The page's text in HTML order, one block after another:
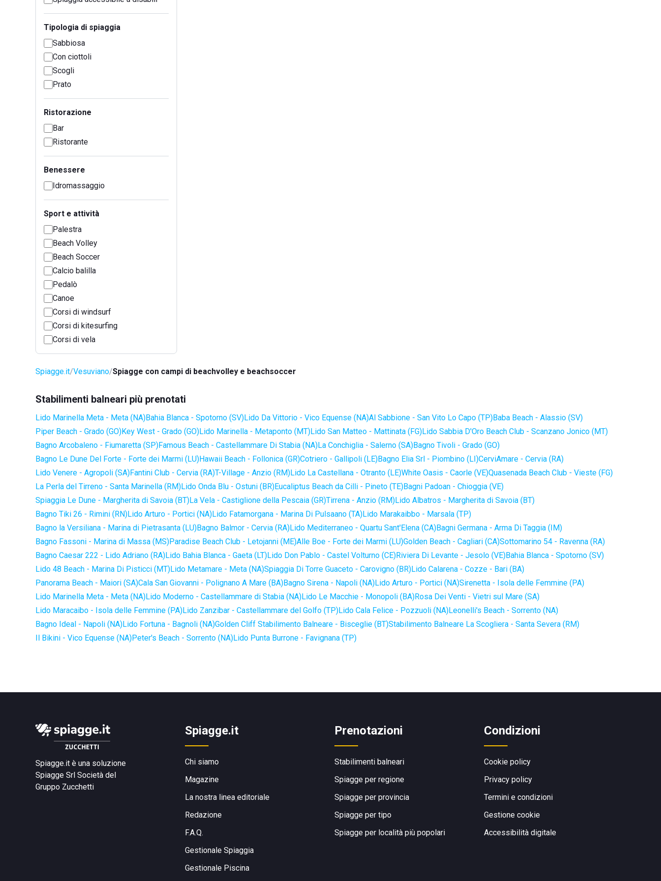
Tipologia di spiaggia
Sabbiosa
Con ciottoli
Scogli
Prato
Ristorazione
Bar
Ristorante
Benessere
Idromassaggio
Sport e attività
Palestra
Beach Volley
Beach Soccer
Calcio balilla
Pedalò
Canoe
Corsi di windsurf
Corsi di kitesurfing
Corsi di vela
Spiagge.it Vesuviano Spiagge con campi di beachvolley e beachsoccer
Stabilimenti balneari più prenotati
Lido Marinella Meta - Meta (NA)Bahia Blanca - Spotorno (SV)Lido Da Vittorio - Vico Equense (NA)Al Sabbione - San Vito Lo Capo (TP)Baba Beach - Alassio (SV)
Piper Beach - Grado (GO)Key West - Grado (GO)Lido Marinella - Metaponto (MT)Lido San Matteo - Mattinata (FG)Lido Sabbia D'Oro Beach Club - Scanzano Jonico (MT)
Bagno Arcobaleno - Fiumaretta (SP)Famous Beach - Castellammare Di Stabia (NA)La Conchiglia - Salerno (SA)Bagno Tivoli - Grado (GO)
Bagno Le Dune Del Forte - Forte dei Marmi (LU)Hawaii Beach - Follonica (GR)Cotriero - Gallipoli (LE)Bagno Elia Srl - Piombino (LI)CerviAmare - Cervia (RA)
Lido Venere - Agropoli (SA)Fantini Club - Cervia (RA)T-Village - Anzio (RM)Lido La Castellana - Otranto (LE)White Oasis - Caorle (VE)Quasenada Beach Club - Vieste (FG)
La Perla del Tirreno - Santa Marinella (RM)Lido Onda Blu - Ostuni (BR)Eucaliptus Beach da Cilli - Pineto (TE)Bagni Padoan - Chioggia (VE)
Spiaggia Le Dune - Margherita di Savoia (BT)La Vela - Castiglione della Pescaia (GR)Tirrena - Anzio (RM)Lido Albatros - Margherita di Savoia (BT)
Bagno Tiki 26 - Rimini (RN)Lido Arturo - Portici (NA)Lido Fatamorgana - Marina Di Pulsaano (TA)Lido Marakaibbo - Marsala (TP)
Bagno la Versiliana - Marina di Pietrasanta (LU)Bagno Balmor - Cervia (RA)Lido Mediterraneo - Quartu Sant'Elena (CA)Bagni Germana - Arma Di Taggia (IM)
Bagno Fassoni - Marina di Massa (MS)Paradise Beach Club - Letojanni (ME)Alle Boe - Forte dei Marmi (LU)Golden Beach - Cagliari (CA)Sottomarino 54 - Ravenna (RA)
Bagno Caesar 222 - Lido Adriano (RA)Lido Bahia Blanca - Gaeta (LT)Lido Don Pablo - Castel Volturno (CE)Riviera Di Levante - Jesolo (VE)Bahia Blanca - Spotorno (SV)
Lido 48 Beach - Marina Di Pisticci (MT)Lido Metamare - Meta (NA)Spiaggia Di Torre Guaceto - Carovigno (BR)Lido Calarena - Cozze - Bari (BA)
Panorama Beach - Maiori (SA)Cala San Giovanni - Polignano A Mare (BA)Bagno Sirena - Napoli (NA)Lido Arturo - Portici (NA)Sirenetta - Isola delle Femmine (PA)
Lido Marinella Meta - Meta (NA)Lido Moderno - Castellammare di Stabia (NA)Lido Le Macchie - Monopoli (BA)Rosa Dei Venti - Vietri sul Mare (SA)
Lido Maracaibo - Isola delle Femmine (PA)Lido Zanzibar - Castellammare del Golfo (TP)Lido Cala Felice - Pozzuoli (NA)Leonelli's Beach - Sorrento (NA)
Bagno Ideal - Napoli (NA)Lido Fortuna - Bagnoli (NA)Golden Cliff Stabilimento Balneare - Bisceglie (BT)Stabilimento Balneare La Scogliera - Santa Severa (RM)
Il Bikini - Vico Equense (NA)Peter's Beach - Sorrento (NA)Lido Punta Burrone - Favignana (TP)
Spiagge.it è una soluzione
Spiagge Srl Società del
Gruppo Zucchetti
Spiagge.it
Chi siamo
Magazine
La nostra linea editoriale
Redazione
F.A.Q.
Gestionale Spiaggia
Gestionale Piscina
Prenotazioni
Stabilimenti balneari
Spiagge per regione
Spiagge per provincia
Spiagge per tipo
Spiagge per località più popolari
Condizioni
Cookie policy
Privacy policy
Termini e condizioni
Gestione cookie
Accessibilità digitale